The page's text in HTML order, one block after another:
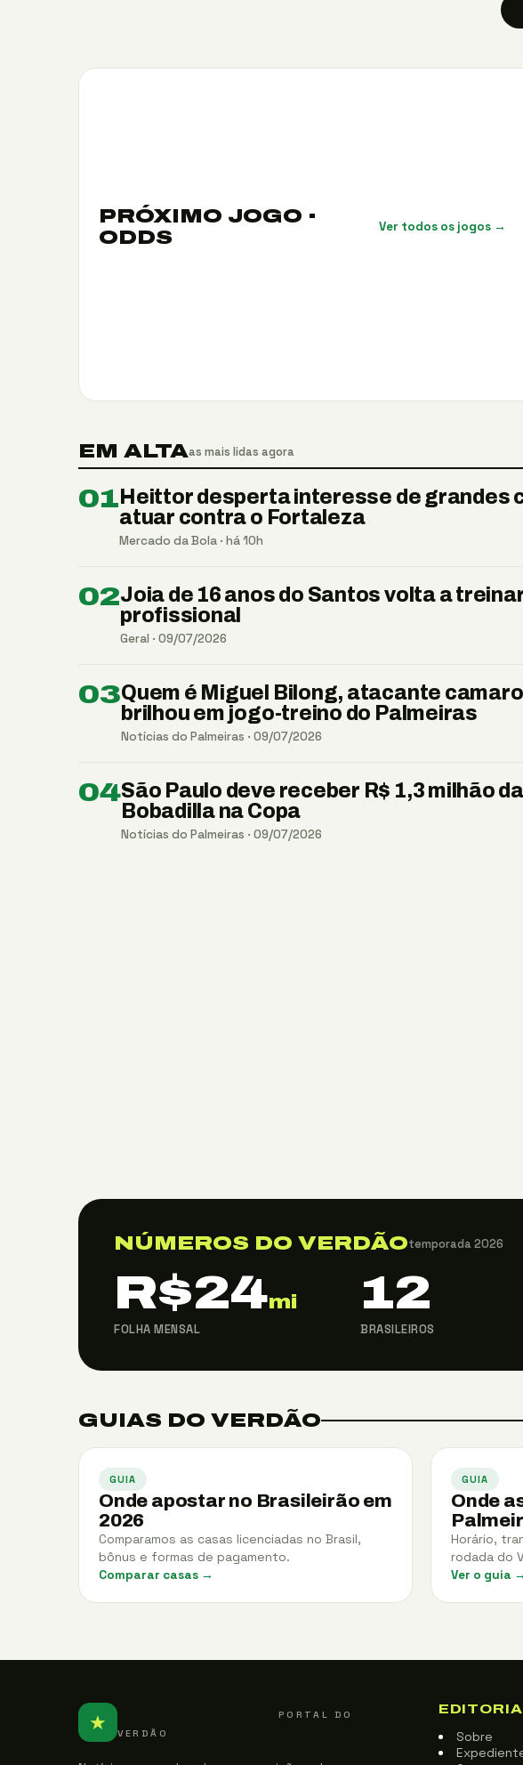
PRÓXIMO JOGO ·
ODDS
Ver todos os jogos →
EM ALTAas mais lidas agora
01 Heittor desperta interesse de grandes
atuar contra o Fortaleza
Mercado da Bola · há 10h
02Joia de 16 anos do Santos volta a
profissional
Geral · 09/07/2026
03Quem é Miguel Bilong, atacante
brilhou em jogo-treino do Palmeiras
Notícias do Palmeiras · 09/07/2026
04São Paulo deve receber R$ 1,3 milhão
Bobadilla na Copa
Notícias do Palmeiras · 09/07/2026
NÚMEROS DO VERDÃOtemporada 2026
R$24mi
FOLHA MENSAL
12
BRASILEIROS
GUIAS DO VERDÃO
GUIA
Onde apostar no Brasileirão em
2026
Comparamos as casas licenciadas no Brasil,
bônus e formas de pagamento.
Comparar casas →
GUIA
Onde
Horário,
rodada do
Ver o guia →
★
PORTAL DO
VERDÃO
EDITORIA
Sobre